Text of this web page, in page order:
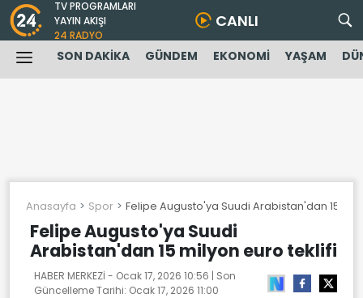
TV PROGRAMLARI
YAYIN AKIŞI
24 RADYO
CANLI
SON DAKİKA GÜNDEM EKONOMİ YAŞAM
Anasayfa Spor Felipe Augusto'ya Suudi Arabistan'dan 15
Felipe Augusto'ya Suudi
Arabistan'dan 15 milyon euro teklifi
HABER MERKEZİ - Ocak 17, 2026 10:56 | Son
Güncelleme Tarihi: Ocak 17, 2026 11:00